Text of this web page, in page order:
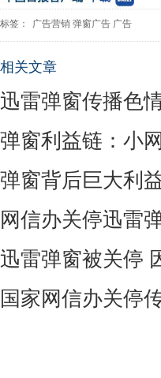
标签： 广告营销 弹窗广告 广告
相关文章
迅雷弹窗传播色
弹窗利益链：小
弹窗背后巨大利
网信办关停迅雷
迅雷弹窗被关停
国家网信办关停